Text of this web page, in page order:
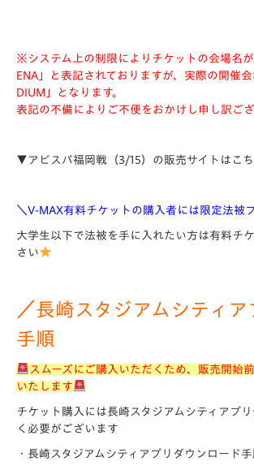
※システム上の制限によりチケットの会場名が
ENA」と表記されておりますが、実際の開催会
DIUM」となります。
表記の不備によりご不便をおかけし申し訳ござ
▼アビスパ福岡戦（3/15）の販売サイトはこ
＼V-MAX有料チケットの購入者には限定法被
大学生以下で法被を手に入れたい方は有料チ
さい
／長崎スタジアムシティア
手順
スムーズにご購入いただくため、販売開始
いたします
チケット購入には長崎スタジアムシティアプ
く必要がございます
・長崎スタジアムシティアプリダウンロード